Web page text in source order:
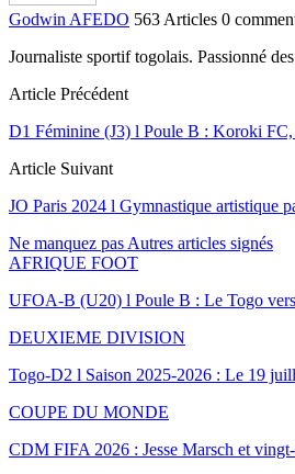
Godwin AFEDO 563 Articles 0
Journaliste sportif togolais. Passionné
Article Précédent
D1 Féminine (J3) l Poule B : Koroki FC,
Article Suivant
JO Paris 2024 l Gymnastique artistique
Ne manquez pas Autres articles signés
AFRIQUE FOOT
UFOA-B (U20) l Poule B : Le Togo
DEUXIEME DIVISION
Togo-D2 l Saison 2025-2026 : Le 19
COUPE DU MONDE
CDM FIFA 2026 : Jesse Marsch et